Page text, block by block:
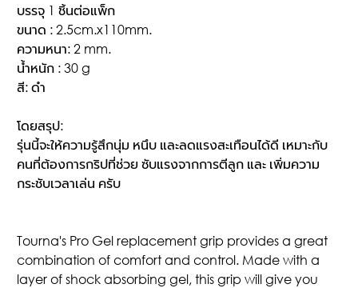
บรรจุ 1 ชิ้นต่อแพ็ก
ขนาด : 2.5cm.x110mm.
ความหนา: 2 mm.
น้ำหนัก : 30 g
สี: ดำ
โดยสรุป:
รุ่นนี้จะให้ความรู้สึกนุ่ม หนึบ และลดแรงสะเทือนได้ดี เหมาะกับ
คนที่ต้องการกริปที่ช่วย ซับแรงจากการตีลูก และ เพิ่มความ
กระชับเวลาเล่น ครับ
Tourna's Pro Gel replacement grip provides a great
combination of comfort and control. Made with a
layer of shock absorbing gel, this grip will give you